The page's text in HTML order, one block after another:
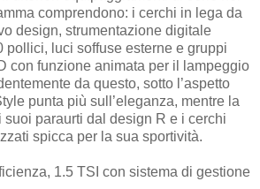
comprendono: i cerchi in lega da
design, strumentazione digitale
pollici, luci soffuse esterne e gruppi
con funzione animata per il lampeggio
da questo, sotto l’aspetto
punta più sull’eleganza, mentre la
suoi paraurti dal design R e i cerchi
spicca per la sua sportività.
1.5 TSI con sistema di gestione